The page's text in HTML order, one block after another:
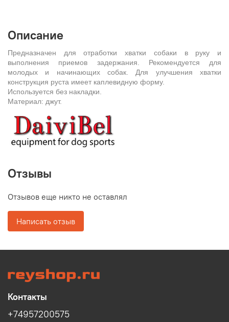
Описание
Предназначен для отработки хватки собаки в руку и
выполнения приемов задержания. Рекомендуется для
молодых и начинающих собак. Для улучшения хватки
конструкция руста имеет каплевидную форму.
Используется без накладки.
Материал: джут.
Отзывы
Отзывов еще никто не оставлял
Написать отзыв
Контакты
+74957200575